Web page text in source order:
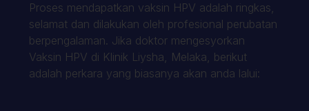
Proses mendapatkan vaksin HPV adalah ringkas,
selamat dan dilakukan oleh profesional perubatan
berpengalaman. Jika doktor mengesyorkan
Vaksin HPV di Klinik Liysha, Melaka, berikut
adalah perkara yang biasanya akan anda lalui: